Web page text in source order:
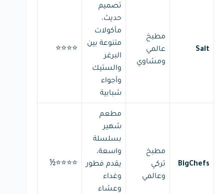
Salt
مطبخ
عالمي
ومشاوي
تصميم
حديث،
مأكولات
متنوعة بين
البرغر
والستيك
وأجواء
شبابية
⭐⭐⭐⭐
BigChefs
مطبخ
تركي
وعالمي
مطعم
شهير
بسلسلة
واسعة،
يقدم فطور
وغداء
وعشاء
⭐⭐⭐⭐½